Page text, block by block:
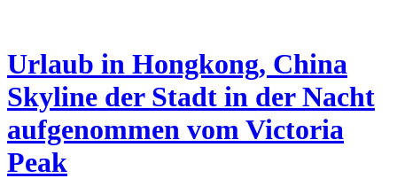
Urlaub in Hongkong, China
Skyline der Stadt in der Nacht
aufgenommen vom Victoria
Peak